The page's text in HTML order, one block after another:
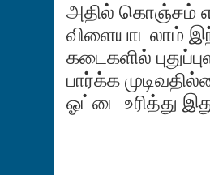
அதில் கொஞ்சம்
விளையாடலாம்
கடைகளில்
பார்க்க
ஓட்டை உரித்து